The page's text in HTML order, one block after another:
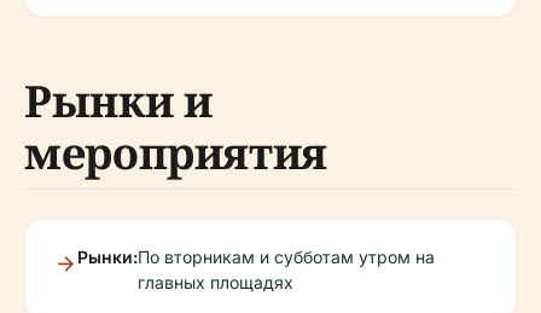
Рынки и
мероприятия
Рынки:По вторникам и субботам утром на
главных площадях